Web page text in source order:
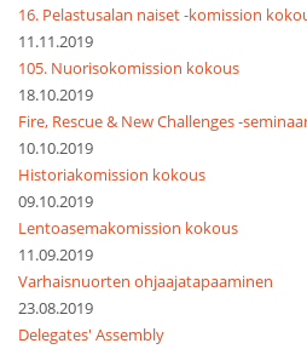
16. Pelastusalan naiset -komission
11.11.2019
105. Nuorisokomission kokous
18.10.2019
Fire, Rescue & New Challenges -
10.10.2019
Historiakomission kokous
09.10.2019
Lentoasemakomission kokous
11.09.2019
Varhaisnuorten ohjaajatapaaminen
23.08.2019
Delegates' Assembly